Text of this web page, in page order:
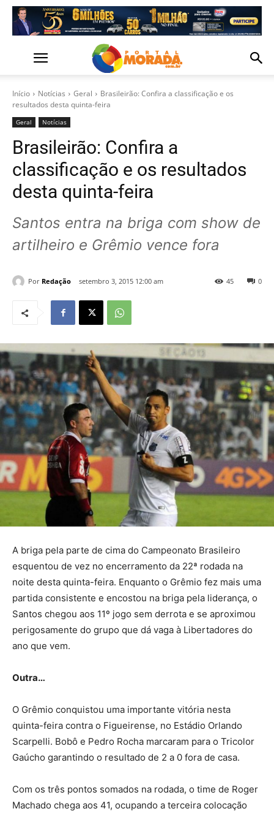
Início Notícias Geral
Brasileirão: Confira a classificação e os
resultados desta quinta-feira
Geral Notícias
Brasileirão: Confira a
classificação e os resultados
desta quinta-feira
Santos entra na briga com show de
artilheiro e Grêmio vence fora
Por Redação setembro 3, 2015 12:00 am 0
45
A briga pela parte de cima do Campeonato Brasileiro
esquentou de vez no encerramento da 22ª rodada na
noite desta quinta-feira. Enquanto o Grêmio fez mais uma
partida consistente e encostou na briga pela liderança, o
Santos chegou aos 11º jogo sem derrota e se aproximou
perigosamente do grupo que dá vaga à Libertadores do
ano que vem.
Outra…
O Grêmio conquistou uma importante vitória nesta
quinta-feira contra o Figueirense, no Estádio Orlando
Scarpelli. Bobô e Pedro Rocha marcaram para o Tricolor
Gaúcho garantindo o resultado de 2 a 0 fora de casa.
Com os três pontos somados na rodada, o time de Roger
Machado chega aos 41, ocupando a terceira colocação